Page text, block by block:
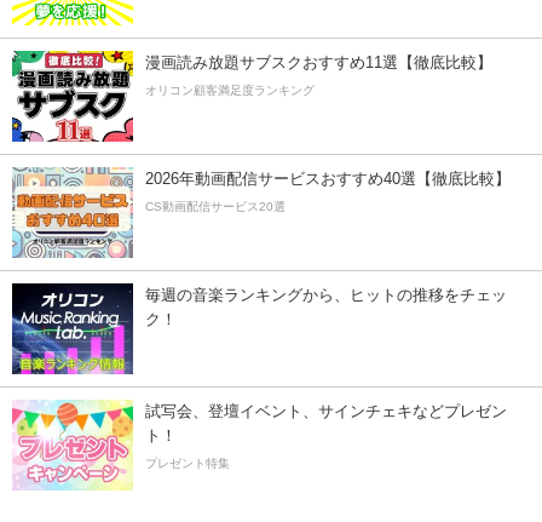
漫画読み放題サブスクおすすめ11選【徹底比較】
オリコン顧客満足度ランキング
2026年動画配信サービスおすすめ40選【徹底比較】
CS動画配信サービス20選
毎週の音楽ランキングから、ヒットの推移をチェッ
ク！
試写会、登壇イベント、サインチェキなどプレゼン
ト！
プレゼント特集